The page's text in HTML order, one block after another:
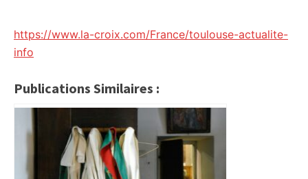
https://www.la-croix.com/France/toulouse-actualite-
info
Publications Similaires :